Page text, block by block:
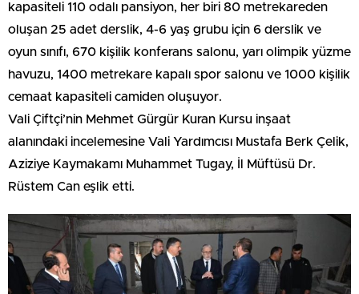
kapasiteli 110 odalı pansiyon, her biri 80 metrekareden
oluşan 25 adet derslik, 4-6 yaş grubu için 6 derslik ve
oyun sınıfı, 670 kişilik konferans salonu, yarı olimpik yüzme
havuzu, 1400 metrekare kapalı spor salonu ve 1000 kişilik
cemaat kapasiteli camiden oluşuyor.
Vali Çiftçi’nin Mehmet Gürgür Kuran Kursu inşaat
alanındaki incelemesine Vali Yardımcısı Mustafa Berk Çelik,
Aziziye Kaymakamı Muhammet Tugay, İl Müftüsü Dr.
Rüstem Can eşlik etti.